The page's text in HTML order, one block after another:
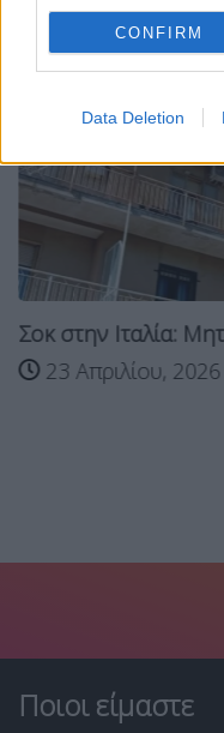
CONFIRM
Data Deletion
Σοκ στην Ιταλία:
23 Απριλίου, 2026
Ποιοι είμαστε